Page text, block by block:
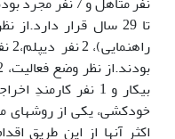
بیکار و 1 نفر
خودکشی، یکی از
اکثر آن­ها از این طریق